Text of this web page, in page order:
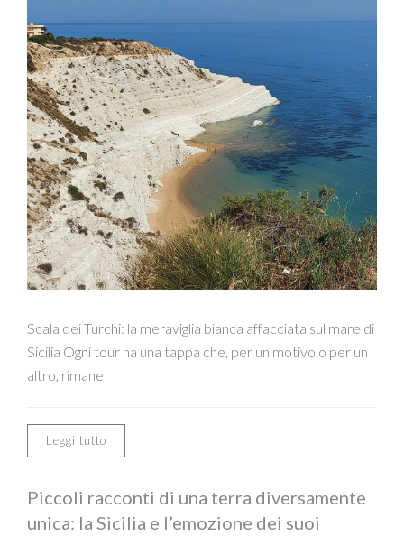
Scala dei Turchi: la meraviglia bianca affacciata sul mare di
Sicilia Ogni tour ha una tappa che, per un motivo o per un
altro, rimane
Leggi tutto
Piccoli racconti di una terra diversamente
unica: la Sicilia e l’emozione dei suoi